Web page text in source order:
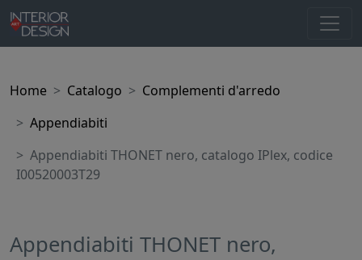
Home Catalogo
Complementi d'arredo
Appendiabiti
Appendiabiti THONET nero, catalogo IPlex, codice
I00520003T29
Appendiabiti THONET nero,